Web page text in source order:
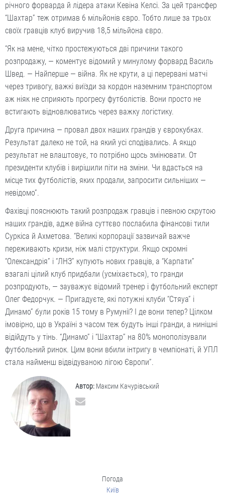
річного форварда й лідера атаки Кевіна Келсі. За цей трансфер
“Шахтар” теж отримав 6 мільйонів євро. Тобто лише за трьох
своїх гравців клуб виручив 18,5 мільйона євро.
“Як на мене, чітко простежуються дві причини такого
розпродажу, — коментує відомий у минулому форвард Василь
Швед. — Найперше — війна. Як не крути, а ці перервані матчі
через тривогу, важкі виїзди за кордон наземним транспортом
аж ніяк не сприяють прогресу футболістів. Вони просто не
встигають відновлюватись через важку логістику.
Друга причина — провал двох наших грандів у єврокубках.
Результат далеко не той, на який усі сподівались. А якщо
результат не влаштовує, то потрібно щось змінювати. От
президенти клубів і вирішили піти на зміни. Чи вдасться на
місце тих футболістів, яких продали, запросити сильніших —
невідомо”.
Фахівці пояснюють такий розпродаж гравців і певною скрутою
наших грандів, адже війна суттєво послабила фінансові тили
Суркіса й Ахметова. “Великі корпорації зазвичай важче
переживають кризи, ніж малі структури. Якщо скромні
“Олександрія” і “ЛНЗ” купують нових гравців, а “Карпати”
взагалі цілий клуб придбали (усміхається), то гранди
розпродують, — зауважує відомий тренер і футбольний експерт
Олег Федорчук. — Пригадуєте, які потужні клуби “Стяуа” і
Динамо” були років 15 тому в Румунії? І де вони тепер? Цілком
імовірно, що в Україні з часом теж будуть інші гранди, а нинішні
відійдуть у тінь. “Динамо” і “Шахтар” на 80% монополізували
футбольний ринок. Цим вони вбили інтригу в чемпіонаті, й УПЛ
стала найменш відвідуваною лігою Європи”.
Автор: Максим Качурівський
Погода
Київ